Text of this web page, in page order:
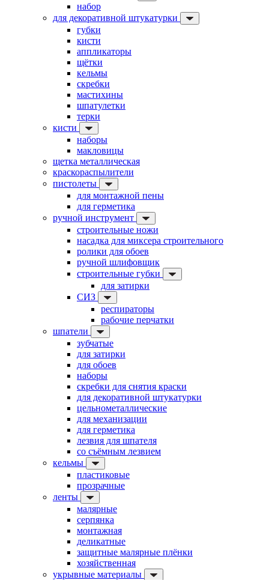
набор
для декоративной штукатурки
губки
кисти
аппликаторы
щётки
кельмы
скребки
мастихины
шпатулетки
терки
кисти
наборы
макловицы
щетка металлическая
краскораспылители
пистолеты
для монтажной пены
для герметика
ручной инструмент
строительные ножи
насадка для миксера строительного
ролики для обоев
ручной шлифовщик
строительные губки
для затирки
СИЗ
респираторы
рабочие перчатки
шпатели
зубчатые
для затирки
для обоев
наборы
скребки для снятия краски
для декоративной штукатурки
цельнометаллические
для механизации
для герметика
лезвия для шпателя
со съёмным лезвием
кельмы
пластиковые
прозрачные
ленты
малярные
серпянка
монтажная
деликатные
защитные малярные плёнки
хозяйственная
укрывные материалы